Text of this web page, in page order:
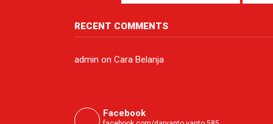
RECENT COMMENTS
admin on Cara Belanja
Facebook